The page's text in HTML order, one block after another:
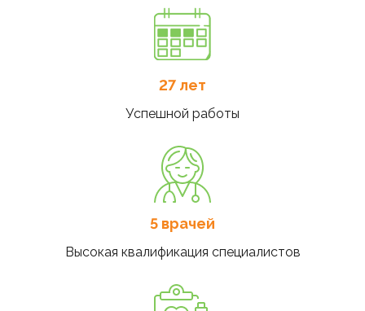
27 лет
Успешной работы
5 врачей
Высокая квалификация специалистов